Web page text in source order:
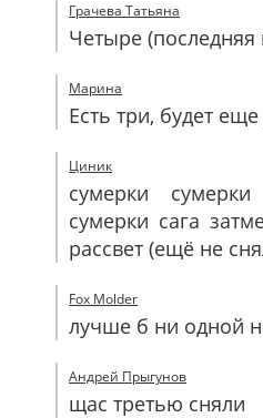
Грачева Татьяна
Четыре (последняя
Марина
Есть три, будет
Циник
сумерки
сумерки сага
рассвет (ещё не
Fox Molder
лучше б ни одной
Андрей Прыгунов
щас третью сняли